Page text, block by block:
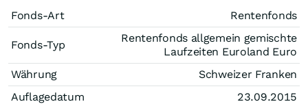
Fonds-Art Rentenfonds
Fonds-Typ
Rentenfonds allgemein gemischte
Laufzeiten Euroland Euro
Währung
Schweizer Franken
Auflagedatum
23.09.2015